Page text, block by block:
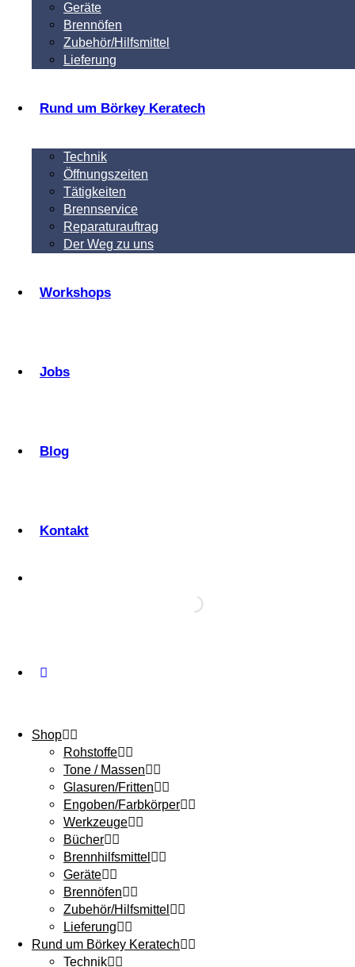
Geräte
Brennöfen
Zubehör/Hilfsmittel
Lieferung
Rund um Börkey Keratech
Technik
Öffnungszeiten
Tätigkeiten
Brennservice
Reparaturauftrag
Der Weg zu uns
Workshops
Jobs
Blog
Kontakt
Shop
Rohstoffe
Tone / Massen
Glasuren/Fritten
Engoben/Farbkörper
Werkzeuge
Bücher
Brennhilfsmittel
Geräte
Brennöfen
Zubehör/Hilfsmittel
Lieferung
Rund um Börkey Keratech
Technik